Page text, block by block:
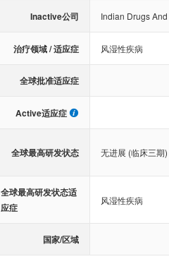
Inactive公司 Indian Drugs
治疗领域 / 适应症 风湿性疾病
全球批准适应症
Active适应症
全球最高研发状态 无进展 (临床三期)
全球最高研发状态适
应症
风湿性疾病
国家/区域